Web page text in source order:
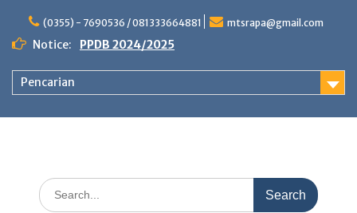
content
(0355) - 7690536 / 081333664881 mtsrapa@gmail.com
Notice: PPDB 2024/2025
Pencarian
Search
for: